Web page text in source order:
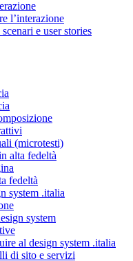
l’interazione
e user stories
(microtesti)
alta fedeltà
fedeltà
system .italia
system
al design system .italia
di sito e servizi